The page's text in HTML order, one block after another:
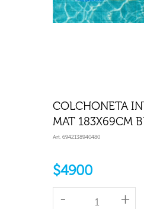
COLCHONETA
MAT 183X69CM
Art. 6942138940480
$4900
- +